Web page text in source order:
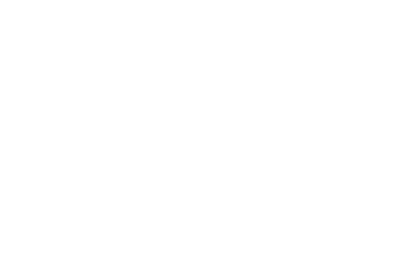
tema di sostenibilità ambientale, economica e sociale,
Struttura a 10 paragrafi high level comune alle norme
Attenta analisi degli aspetti ambientali, economici e